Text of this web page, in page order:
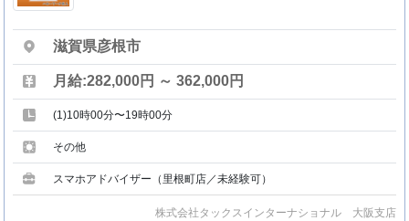
滋賀県彦根市
月給:282,000円 ～ 362,000円
(1)10時00分〜19時00分
その他
スマホアドバイザー（里根町店／未経験可）
株式会社タックスインターナショナル 大阪支店